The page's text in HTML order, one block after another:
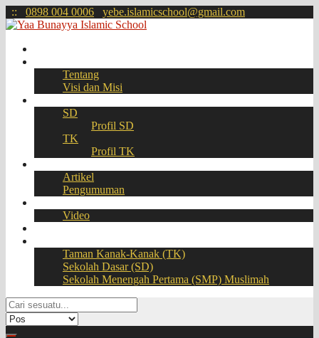
:: 0898 004 0006 yebe.islamicschool@gmail.com
Tentang
Visi dan Misi
SD
Profil SD
TK
Profil TK
Artikel
Pengumuman
Video
Taman Kanak-Kanak (TK)
Sekolah Dasar (SD)
Sekolah Menengah Pertama (SMP) Muslimah